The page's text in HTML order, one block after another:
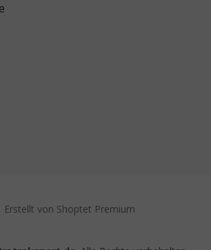
Erstellt von Shoptet Premium